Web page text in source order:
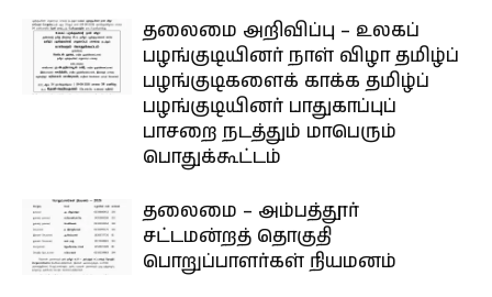
தலைமை அறிவிப்பு – உலகப்
பழங்குடியினர் நாள் விழா தமிழ்ப்
பழங்குடிகளைக் காக்க தமிழ்ப்
பழங்குடியினர் பாதுகாப்புப்
பாசறை நடத்தும் மாபெரும்
பொதுக்கூட்டம்
தலைமை – அம்பத்தூர்
சட்டமன்றத் தொகுதி
பொறுப்பாளர்கள் நியமனம்